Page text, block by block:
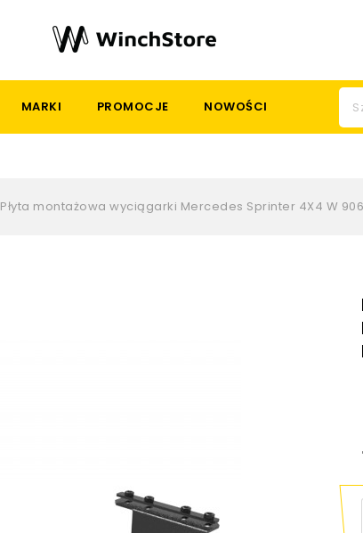
MARKI PROMOCJE NOWOŚCI
Płyta montażowa wyciągarki Mercedes Sprinter 4X4 W 906